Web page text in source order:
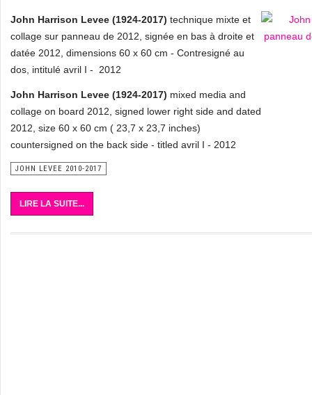
John Harrison Levee (1924-2017) technique mixte et
collage sur panneau de 2012, signée en bas à droite et
datée 2012, dimensions 60 x 60 cm - Contresigné au
dos, intitulé avril I - 2012
John Harrison Levee (1924-2017) mixed media and
collage on board 2012, signed lower right side and dated
2012, size 60 x 60 cm ( 23,7 x 23,7 inches)
countersigned on the back side - titled avril I - 2012
JOHN LEVEE 2010-2017
LIRE LA SUITE...